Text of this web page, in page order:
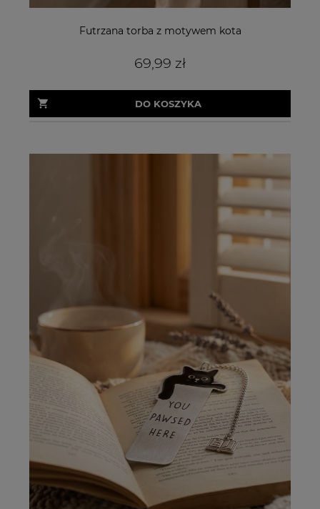
Futrzana torba z motywem kota
69,99 zł
DO KOSZYKA